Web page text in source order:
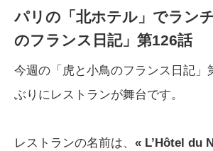
パリの「北ホテル」でラン
のフランス日記」第126話
今週の「虎と小鳥のフランス日記」
ぶりにレストランが舞台です。
レストランの名前は、 « L’Hôtel du